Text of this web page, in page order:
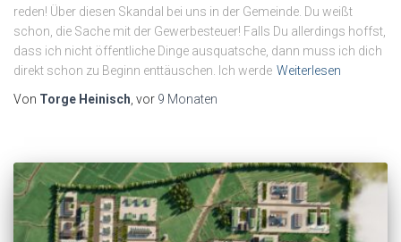
reden! Über diesen Skandal bei uns in der Gemeinde. Du weißt
schon, die Sache mit der Gewerbesteuer! Falls Du allerdings hoffst,
dass ich nicht öffentliche Dinge ausquatsche, dann muss ich dich
direkt schon zu Beginn enttäuschen. Ich werde Weiterlesen
Von Torge Heinisch , vor 9 Monaten